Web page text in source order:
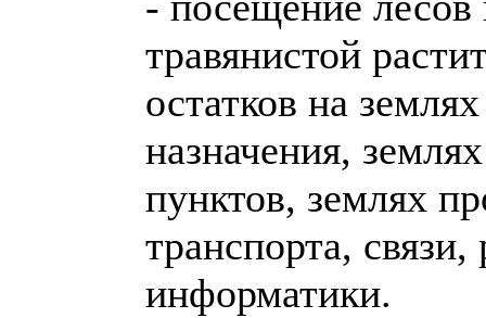
травянистой
остатков на
назначения,
пунктов, землях
транспорта,
информатики.